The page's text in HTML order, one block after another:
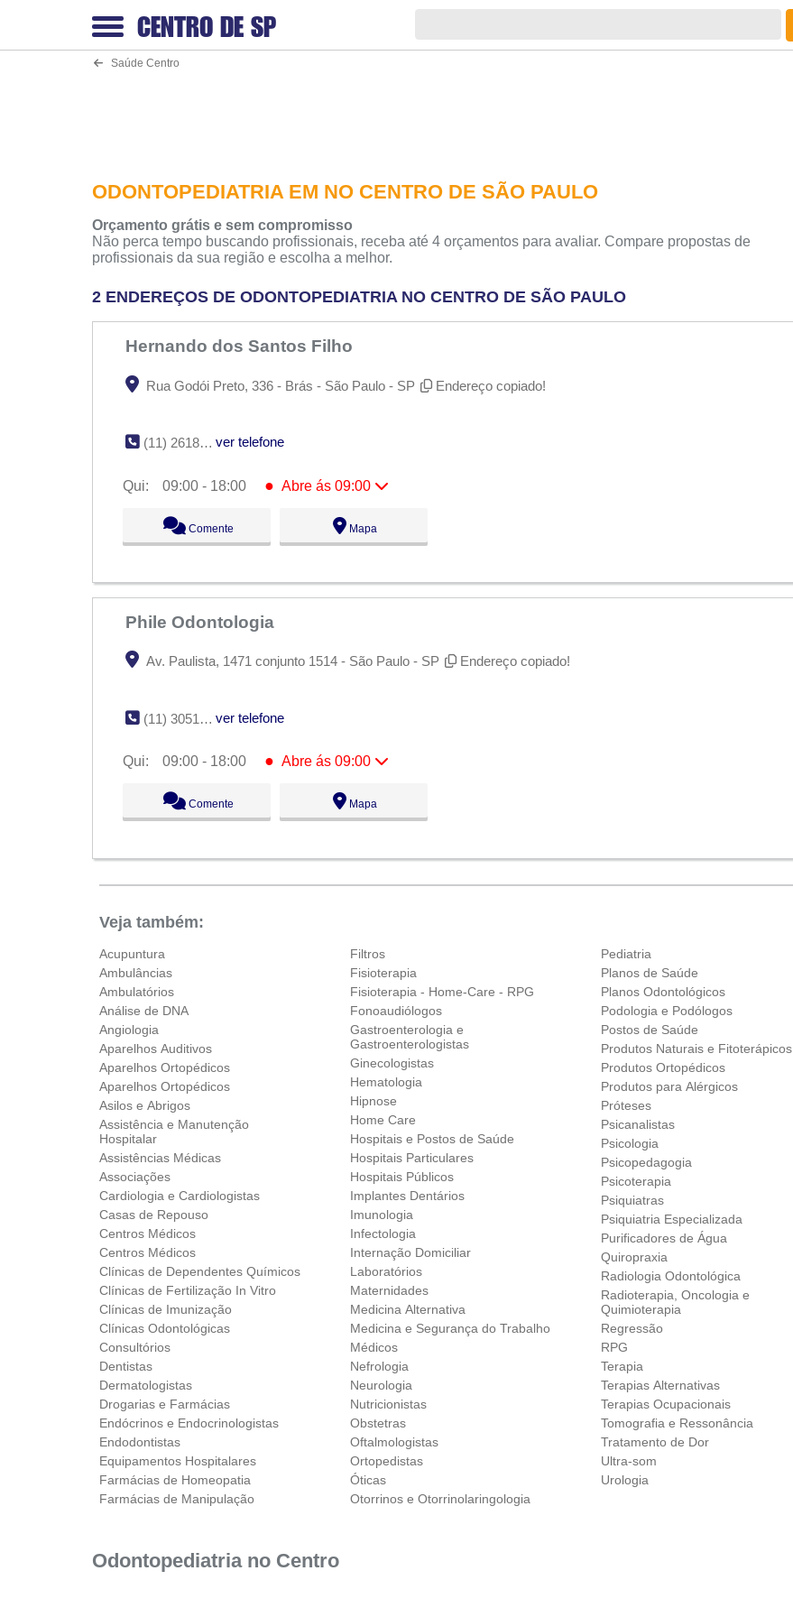
CENTRO DE SP
Saúde Centro
ODONTOPEDIATRIA EM NO CENTRO DE SÃO PAULO
Orçamento grátis e sem compromisso
Não perca tempo buscando profissionais, receba até 4 orçamentos para avaliar. Compare propostas de
profissionais da sua região e escolha a melhor.
2 ENDEREÇOS DE ODONTOPEDIATRIA NO CENTRO DE SÃO PAULO
Hernando dos Santos Filho
Rua Godói Preto, 336 - Brás - São Paulo - SP Endereço copiado!
(11) 2618-1583 ver telefone
Qui: 09:00 - 18:00 ● Abre ás 09:00
09:00 - 18:00
Qua:
09:00 - 18:00
Sex:
09:00 - 18:00
Sáb:
Fechado
Dom:
Fechado
Comente Mapa
Phile Odontologia
Av. Paulista, 1471 conjunto 1514 - São Paulo - SP Endereço copiado!
(11) 3051-6624 ver telefone
Qui: 09:00 - 18:00 ● Abre ás 09:00
09:00 - 18:00
Qua:
09:00 - 18:00
Sex:
09:00 - 18:00
Dom:
Fechado
Comente Mapa
Veja também:
Acupuntura
Ambulâncias
Ambulatórios
Análise de DNA
Angiologia
Aparelhos Auditivos
Aparelhos Ortopédicos‎
Aparelhos Ortopédicos‎
Asilos e Abrigos
Assistência e Manutenção
Hospitalar
Assistências Médicas
Associações
Cardiologia e Cardiologistas
Casas de Repouso
Centros Médicos
Centros Médicos
Clínicas de Dependentes Químicos
Clínicas de Fertilização In Vitro
Clínicas de Imunização
Clínicas Odontológicas
Consultórios
Dentistas
Dermatologistas
Drogarias e Farmácias
Endócrinos e Endocrinologistas
Endodontistas
Equipamentos Hospitalares
Farmácias de Homeopatia
Farmácias de Manipulação
Filtros
Fisioterapia
Fisioterapia - Home-Care - RPG
Fonoaudiólogos
Gastroenterologia e
Gastroenterologistas
Ginecologistas
Hematologia
Hipnose
Home Care
Hospitais e Postos de Saúde
Hospitais Particulares
Hospitais Públicos
Implantes Dentários
Imunologia
Infectologia
Internação Domiciliar
Laboratórios
Maternidades
Medicina Alternativa
Medicina e Segurança do Trabalho
Médicos
Nefrologia
Neurologia
Nutricionistas
Obstetras
Oftalmologistas
Ortopedistas
Óticas
Otorrinos e Otorrinolaringologia
Pediatria
Planos de Saúde
Planos Odontológicos
Podologia e Podólogos
Postos de Saúde
Produtos Naturais e Fitoterápicos
Produtos Ortopédicos
Produtos para Alérgicos
Próteses
Psicanalistas
Psicologia
Psicopedagogia
Psicoterapia
Psiquiatras
Psiquiatria Especializada
Purificadores de Água
Quiropraxia
Radiologia Odontológica
Radioterapia, Oncologia e
Quimioterapia
Regressão
RPG
Terapia
Terapias Alternativas
Terapias Ocupacionais
Tomografia e Ressonância
Tratamento de Dor
Ultra-som
Urologia
Odontopediatria no Centro